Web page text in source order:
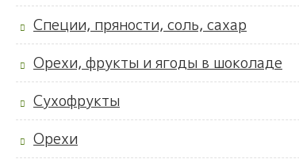
Специи, пряности, соль, сахар
Орехи, фрукты и ягоды в шоколаде
Сухофрукты
Орехи